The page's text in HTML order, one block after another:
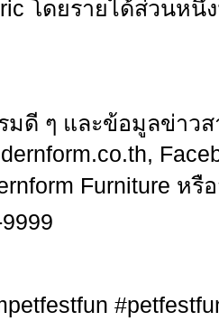
โดยรายได้ส่วนห
มดี ๆ และข้อมูลข่าว
Furniture ห